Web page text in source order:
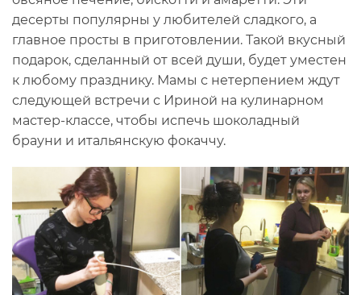
десерты популярны у любителей сладкого, а
главное просты в приготовлении. Такой вкусный
подарок, сделанный от всей души, будет уместен
к любому празднику. Мамы с нетерпением ждут
следующей встречи с Ириной на кулинарном
мастер-классе, чтобы испечь шоколадный
брауни и итальянскую фокаччу.